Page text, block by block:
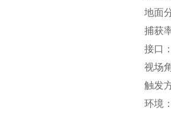
地面
捕获
接口
视场
触发
环境